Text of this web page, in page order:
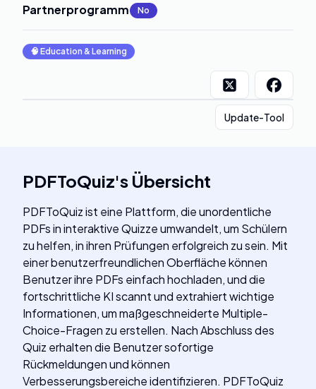
Partnerprogramm: No
🧠 Education & Learning
Update-Tool
PDFToQuiz's Übersicht
PDFToQuiz ist eine Plattform, die unordentliche
PDFs in interaktive Quizze umwandelt, um Schülern
zu helfen, in ihren Prüfungen erfolgreich zu sein. Mit
einer benutzerfreundlichen Oberfläche können
Benutzer ihre PDFs einfach hochladen, und die
fortschrittliche KI scannt und extrahiert wichtige
Informationen, um maßgeschneiderte Multiple-
Choice-Fragen zu erstellen. Nach Abschluss des
Quiz erhalten die Benutzer sofortige
Rückmeldungen und können
Verbesserungsbereiche identifizieren. PDFToQuiz